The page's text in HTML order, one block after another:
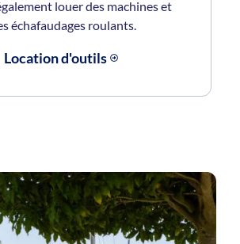
louer des machines et
échafaudages roulants.
Location d'outils